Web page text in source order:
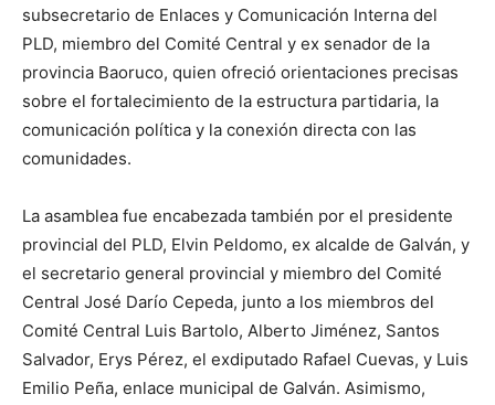
subsecretario de Enlaces y Comunicación Interna del
PLD, miembro del Comité Central y ex senador de la
provincia Baoruco, quien ofreció orientaciones precisas
sobre el fortalecimiento de la estructura partidaria, la
comunicación política y la conexión directa con las
comunidades.
La asamblea fue encabezada también por el presidente
provincial del PLD, Elvin Peldomo, ex alcalde de Galván, y
el secretario general provincial y miembro del Comité
Central José Darío Cepeda, junto a los miembros del
Comité Central Luis Bartolo, Alberto Jiménez, Santos
Salvador, Erys Pérez, el exdiputado Rafael Cuevas, y Luis
Emilio Peña, enlace municipal de Galván. Asimismo,